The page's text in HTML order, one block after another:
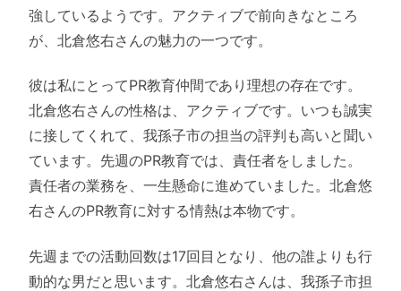
強しているようです。アクティブで前向きなところ
が、北倉悠右さんの魅力の一つです。
彼は私にとってPR教育仲間であり理想の存在です。
北倉悠右さんの性格は、アクティブです。いつも誠実
に接してくれて、我孫子市の担当の評判も高いと聞い
ています。先週のPR教育では、責任者をしました。
責任者の業務を、一生懸命に進めていました。北倉悠
右さんのPR教育に対する情熱は本物です。
先週までの活動回数は17回目となり、他の誰よりも行
動的な男だと思います。北倉悠右さんは、我孫子市担